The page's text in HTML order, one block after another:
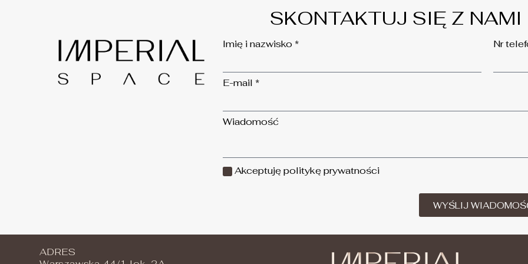
SKONTAKTUJ SIĘ Z NAMI
Imię i nazwisko * Nr
E-mail *
Wiadomość
Akceptuję politykę prywatności
WYŚLIJ
ADRES